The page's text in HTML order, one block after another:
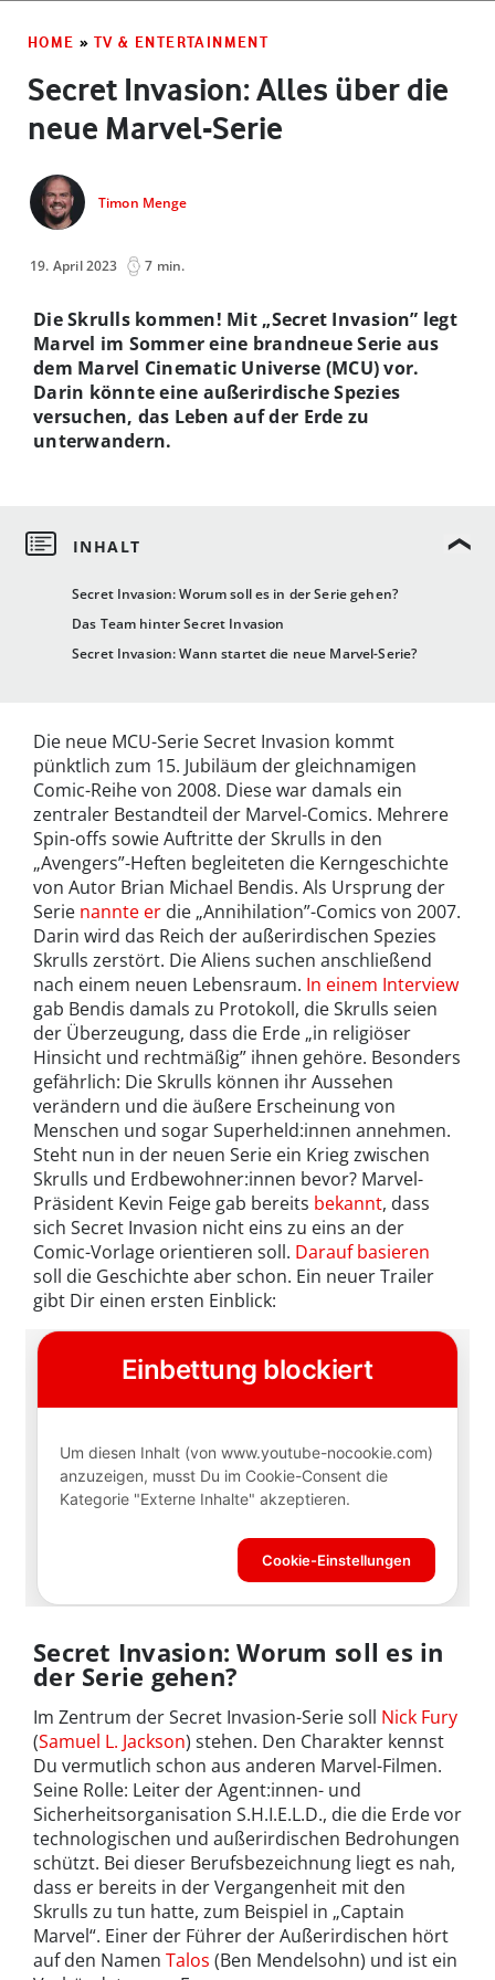
HOME » TV & ENTERTAINMENT
Secret Invasion: Alles über die
neue Marvel-Serie
Timon Menge
19. April 2023 7 min.
Secret Invasion: Worum soll es in der Serie gehen?
Das Team hinter Secret Invasion
Secret Invasion: Wann startet die neue Marvel-Serie?
Die Skrulls kommen! Mit „Secret Invasion” legt
Marvel im Sommereine brandneue Serie aus
dem Marvel Cinematic Universe (MCU) vor.
Darin könnte eine außerirdische Spezies
versuchen, das Leben auf der Erde zu
unterwandern.
Die neue MCU-Serie Secret Invasion kommt
pünktlich zum 15. Jubiläum der gleichnamigen
Comic-Reihe von 2008. Diese war damals ein
zentraler Bestandteil der Marvel-Comics. Mehrere
Spin-offs sowie Auftritte der Skrulls in den
„Avengers”-Heften begleiteten die Kerngeschichte
von Autor Brian Michael Bendis. Als Ursprung der
Serie nannte er die „Annihilation”-Comics von 2007.
Darin wird das Reich der außerirdischen Spezies
Skrulls zerstört. Die Aliens suchen anschließend
nach einem neuen Lebensraum. In einem Interview
gab Bendis damals zu Protokoll, die Skrulls seien
der Überzeugung, dass die Erde „in religiöser
Hinsicht und rechtmäßig” ihnen gehöre. Besonders
gefährlich: Die Skrulls können ihr Aussehen
verändern und die äußere Erscheinung von
Menschen und sogar Superheld:innen annehmen.
Steht nun in der neuen Serie ein Krieg zwischen
Skrulls und Erdbewohner:innen bevor? Marvel-
Präsident Kevin Feige gab bereits bekannt, dass
sich Secret Invasion nicht eins zu eins an der
Comic-Vorlage orientieren soll. Darauf basieren
soll die Geschichte aber schon. Ein neuer Trailer
gibt Dir einen ersten Einblick:
Secret Invasion: Worum soll es in
der Serie gehen?
Im Zentrum der Secret Invasion-Serie soll Nick Fury
(Samuel L. Jackson) stehen. Den Charakter kennst
Du vermutlich schon aus anderen Marvel-Filmen.
Seine Rolle: Leiter der Agent:innen- und
Sicherheitsorganisation S.H.I.E.L.D., die die Erde vor
technologischen und außerirdischen Bedrohungen
schützt. Bei dieser Berufsbezeichnung liegt es nah,
dass er bereits in der Vergangenheit mit den
Skrulls zu tun hatte, zum Beispiel in „Captain
Marvel“. Einer der Führer der Außerirdischen hört
auf den Namen Talos (Ben Mendelsohn) und ist ein